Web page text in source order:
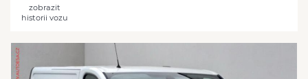
zobrazit
historii vozu